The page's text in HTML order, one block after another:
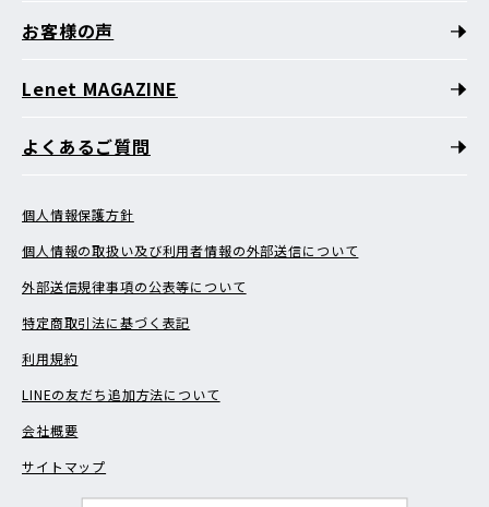
お客様の声
Lenet MAGAZINE
よくあるご質問
個人情報保護方針
個人情報の取扱い及び利用者情報の外部送信について
外部送信規律事項の公表等について
特定商取引法に基づく表記
利用規約
LINEの友だち追加方法について
会社概要
サイトマップ